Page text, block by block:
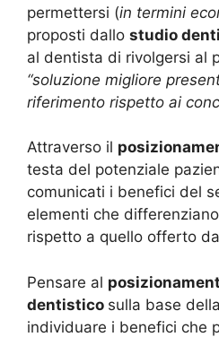
permettersi (in termini
proposti dallo studio
al dentista di rivolgersi al
“soluzione migliore
riferimento rispetto ai
Attraverso il
testa del potenziale
comunicati i benefici del
elementi che
rispetto a quello offerto
Pensare al
dentistico sulla base
individuare i benefici che